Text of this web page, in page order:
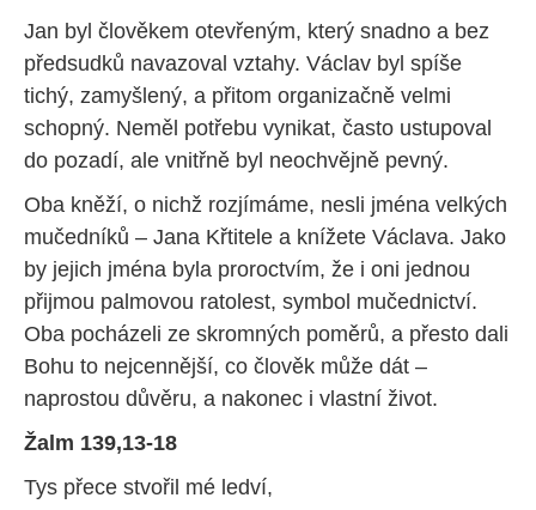
Jan byl člověkem otevřeným, který snadno a bez
předsudků navazoval vztahy. Václav byl spíše
tichý, zamyšlený, a přitom organizačně velmi
schopný. Neměl potřebu vynikat, často ustupoval
do pozadí, ale vnitřně byl neochvějně pevný.
Oba kněží, o nichž rozjímáme, nesli jména velkých
mučedníků – Jana Křtitele a knížete Václava. Jako
by jejich jména byla proroctvím, že i oni jednou
přijmou palmovou ratolest, symbol mučednictví.
Oba pocházeli ze skromných poměrů, a přesto dali
Bohu to nejcennější, co člověk může dát –
naprostou důvěru, a nakonec i vlastní život.
Žalm 139,13-18
Tys přece stvořil mé ledví,